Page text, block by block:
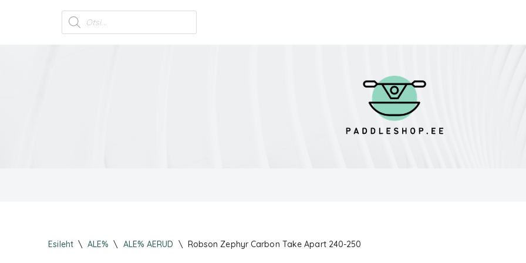
Esileht \ ALE% \ ALE% AERUD \ Robson Zephyr Carbon Take Apart 240-250